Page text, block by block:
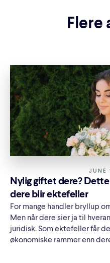
Flere
JUNE
Nylig giftet dere?
dere blir ektefeller
For mange handler bryllup
Men når dere sier ja til
juridisk. Som ektefeller får
økonomiske rammer enn